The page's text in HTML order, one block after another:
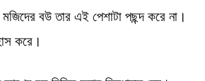
মজিদের বউ তার এই পেশাটা পছন্দ করে না।
করে।